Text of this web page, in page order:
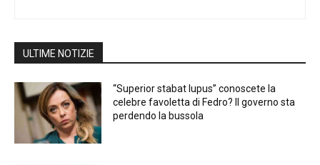
ULTIME NOTIZIE
“Superior stabat lupus” conoscete la
celebre favoletta di Fedro? Il governo sta
perdendo la bussola